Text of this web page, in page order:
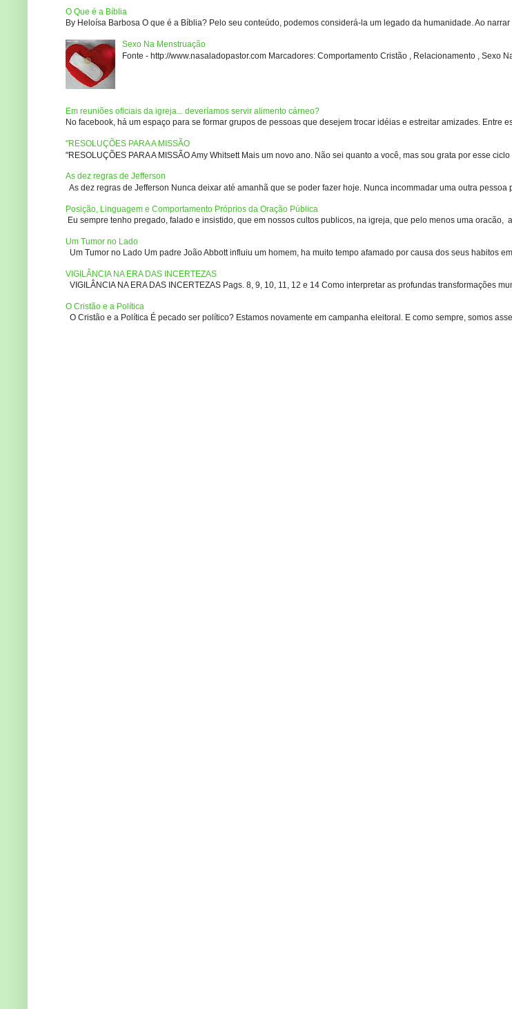
O Que é a Bíblia
By Heloísa Barbosa O que é a Bíblia? Pelo seu conteúdo, podemos considerá-la um legado da humanidade. Ao
Sexo Na Menstruação
Fonte - http://www.nasaladopastor.com Marcadores: Comportamento Cristão , Relacionamento , Sexo
Em reuniões oficiais da igreja... deveríamos servir alimento cárneo?
No facebook, há um espaço para se formar grupos de pessoas que desejem trocar idéias e estreitar amizades. Entre
"RESOLUÇÕES PARA A MISSÃO
"RESOLUÇÕES PARA A MISSÃO Amy Whitsett Mais um novo ano. Não sei quanto a você, mas sou grata por esse ciclo
As dez regras de Jefferson
As dez regras de Jefferson Nunca deixar até amanhã que se poder fazer hoje. Nunca incommadar uma outra pessoa
Posição, Linguagem e Comportamento Próprios da Oração Pública
Eu sempre tenho pregado, falado e insistido, que em nossos cultos publicos, na igreja, que pelo menos uma oracão,
Um Tumor no Lado
Um Tumor no Lado Um padre João Abbott influiu um homem, ha muito tempo afamado por causa dos seus habitos
VIGILÂNCIA NA ERA DAS INCERTEZAS
VIGILÂNCIA NA ERA DAS INCERTEZAS Pags. 8, 9, 10, 11, 12 e 14 Como interpretar as profundas transformações
O Cristão e a Política
O Cristão e a Política É pecado ser político? Estamos novamente em campanha eleitoral. E como sempre, somos